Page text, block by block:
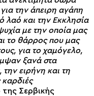
την άπειρη αγάπη
λαό και την Εκκλησία
με την οποία μας
το θάρρος που μας
για το χαμόγελο,
ξανά στα
ειρήνη και τη
Σερβικής